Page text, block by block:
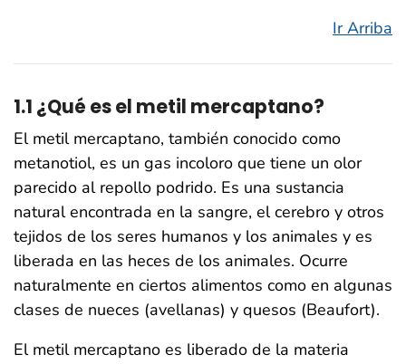
Ir Arriba
1.1 ¿Qué es el metil mercaptano?
El metil mercaptano, también conocido como
metanotiol, es un gas incoloro que tiene un olor
parecido al repollo podrido. Es una sustancia
natural encontrada en la sangre, el cerebro y otros
tejidos de los seres humanos y los animales y es
liberada en las heces de los animales. Ocurre
naturalmente en ciertos alimentos como en algunas
clases de nueces (avellanas) y quesos (Beaufort).
El metil mercaptano es liberado de la materia